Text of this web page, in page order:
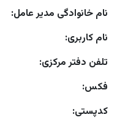
نام خانوادگی مدیر عامل:
نام کاربری:
تلفن دفتر مرکزی:
فکس:
کدپستی: